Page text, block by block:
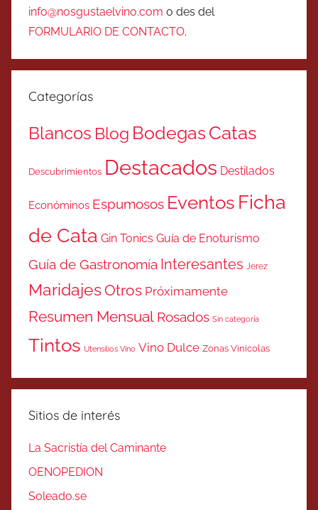
info@nosgustaelvino.com o des del
FORMULARIO DE CONTACTO.
Categorías
Blancos Blog BodegasCatas
Descubrimientos Destacados Destilados
Económinos Espumosos Eventos Ficha
de Cata Gin Tonics Guía de Enoturismo
Guía de Gastronomía Interesantes Jerez
MaridajesOtros Próximamente
Resumen Mensual Rosados Sin categoría
Tintos Utensilios Vino Vino Dulce Zonas Vinicolas
Sitios de interés
La Sacristía del Caminante
OENOPEDION
Soleado.se